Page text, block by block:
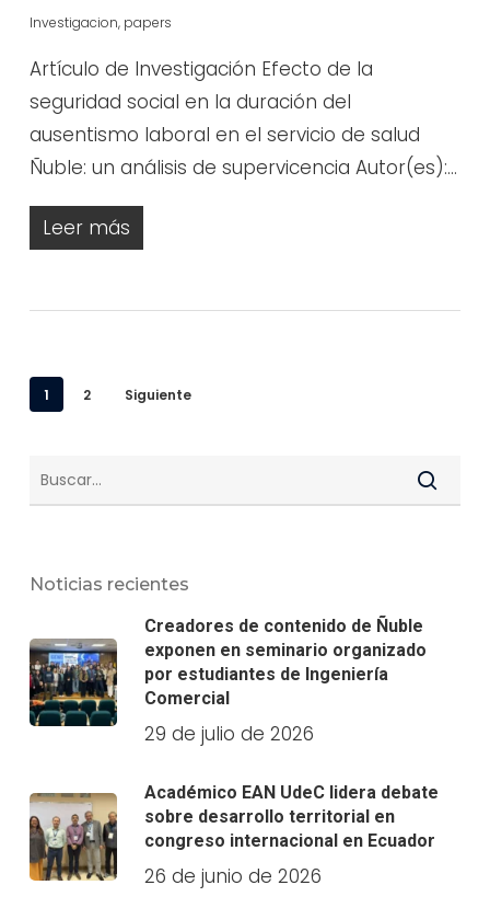
Investigacion, papers
Artículo de Investigación Efecto de la
seguridad social en la duración del
ausentismo laboral en el servicio de salud
Ñuble: un análisis de supervicencia Autor(es):…
Leer más
1 2 Siguiente
Noticias recientes
Creadores de contenido de Ñuble
exponen en seminario organizado
por estudiantes de Ingeniería
Comercial
29 de julio de 2026
Académico EAN UdeC lidera debate
sobre desarrollo territorial en
congreso internacional en Ecuador
26 de junio de 2026